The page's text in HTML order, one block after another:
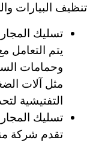
تنظيف البيارات
تسليك
يتم التعامل
وحمامات
مثل آلات
التفتيشية
تسليك
تقدم شركة